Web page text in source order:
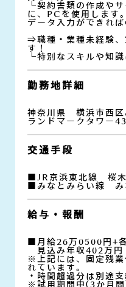
└契約書類の作成や
に、PCを使用します。
データ入力ができれば
⇒職種・業種未経験、
す！
└特別なスキルや知識
勤務地詳細
神奈川県 横浜市西
ランドマークタワー
交通手段
■JR京浜東北線 桜
■みなとみらい線 み
給与・報酬
■月給26万0500円+
見込み年収402万円
※上記には、固定残
れています。
・時間超過分は別途支
※試用期間中(3か月